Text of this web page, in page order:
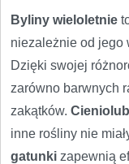
Byliny wieloletnie
niezależnie od jego
Dzięki swojej
zarówno barwnych
zakątków.
inne rośliny nie
gatunki zapewnią